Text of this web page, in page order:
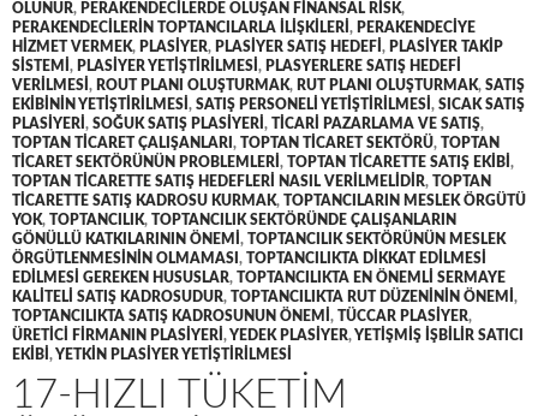
OLUNUR, PERAKENDECILERDE OLUŞAN FINANSAL RISK,
PERAKENDECILERIN TOPTANCILARLA ILIŞKILERI , PERAKENDECIYE
HIZMET VERMEK, PLASIYER, PLASIYER SATIŞ HEDEFI , PLASIYER TAKIP
SISTEMI , PLASIYER YETIŞTIRILMESI , PLASYERLERE SATIŞ HEDEFI
VERILMESI , ROUT PLANI OLUŞTURMAK, RUT PLANI OLUŞTURMAK, SATIŞ
EKIBININ YETIŞTIRILMESI , SATIŞ PERSONELI YETIŞTIRILMESI , SICAK SATIŞ
PLASIYERI , SOĞUK SATIŞ PLASIYERI , TICARI PAZARLAMA VE SATIŞ,
TOPTAN TICARET ÇALIŞANLARI , TOPTAN TICARET SEKTÖRÜ, TOPTAN
TICARET SEKTÖRÜNÜN PROBLEMLERI , TOPTAN TICARETTE SATIŞ EKIBI ,
TOPTAN TICARETTE SATIŞ HEDEFLERI NASIL VERILMELIDIR, TOPTAN
TICARETTE SATIŞ KADROSU KURMAK, TOPTANCILARIN MESLEK ÖRGÜTÜ
YOK, TOPTANCILIK, TOPTANCILIK SEKTÖRÜNDE ÇALIŞANLARIN
GÖNÜLLÜ KATKILARININ ÖNEMI , TOPTANCILIK SEKTÖRÜNÜN MESLEK
ÖRGÜTLENMESININ OLMAMASI , TOPTANCILIKTA DIKKAT EDILMESI
EDILMESI GEREKEN HUSUSLAR, TOPTANCILIKTA EN ÖNEMLI SERMAYE
KALITELI SATIŞ KADROSUDUR, TOPTANCILIKTA RUT DÜZENININ ÖNEMI ,
TOPTANCILIKTA SATIŞ KADROSUNUN ÖNEMI , TÜCCAR PLASIYER,
ÜRETICI FIRMANIN PLASIYERI ,YEDEK PLASIYER,YETIŞMIŞ IŞBILIR SATICI
EKIBI ,YETKIN PLASIYER YETIŞTIRILMESI
17-HIZLI TÜKETIM